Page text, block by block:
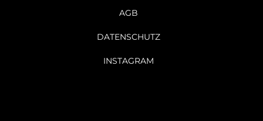
AGB
DATENSCHUTZ
INSTAGRAM